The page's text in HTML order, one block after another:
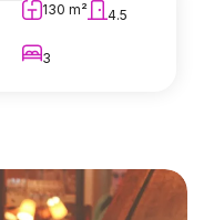
130 m² 4.5
3